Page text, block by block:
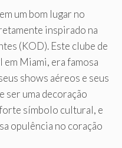
um bom lugar no
inspirado na
(KOD). Este clube de
Miami, era famosa
shows aéreos e seus
ser uma decoração
símbolo cultural, e
opulência no coração